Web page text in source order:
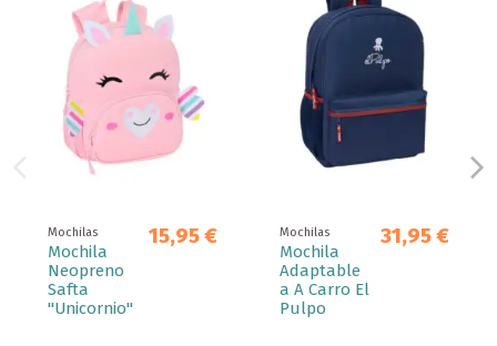
Mochilas
Mochila
Neopreno
Safta
"Unicornio"
15,95 € Mochilas
Mochila
Adaptable
a A Carro El
Pulpo
31,95 €